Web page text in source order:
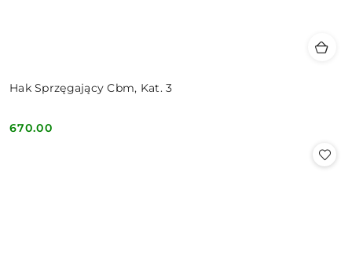
Hak Sprzęgający Cbm, Kat. 3
Cena:
670.00